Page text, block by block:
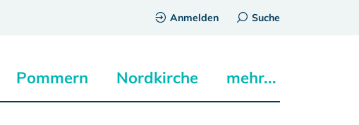
Anmelden Suche
Pommern Nordkirche mehr...